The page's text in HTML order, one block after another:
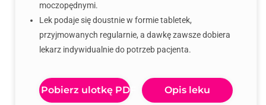
moczopędnymi.
Lek podaje się doustnie w formie tabletek,
przyjmowanych regularnie, a dawkę zawsze dobiera
lekarz indywidualnie do potrzeb pacjenta.
Pobierz ulotkę PDF Opis leku